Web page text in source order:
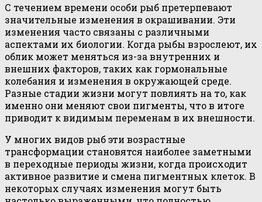
С течением времени особи рыб претерпевают
значительные изменения в окрашивании. Эти
изменения часто связаны с различными
аспектами их биологии. Когда рыбы взрослеют, их
облик может меняться из-за внутренних и
внешних факторов, таких как гормональные
колебания и изменения в окружающей среде.
Разные стадии жизни могут повлиять на то, как
именно они меняют свои пигменты, что в итоге
приводит к видимым переменам в их внешности.
У многих видов рыб эти возрастные
трансформации становятся наиболее заметными
в переходные периоды жизни, когда происходит
активное развитие и смена пигментных клеток. В
некоторых случаях изменения могут быть